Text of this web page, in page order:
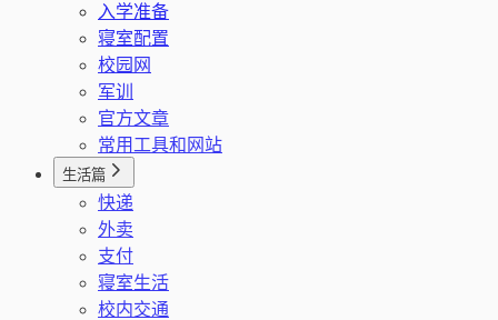
入学准备
寝室配置
校园网
军训
官方文章
常用工具和网站
生活篇
快递
外卖
支付
寝室生活
校内交通